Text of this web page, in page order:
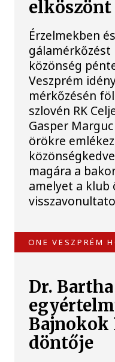
elköszönt
Érzelmekben
közönség
Veszprém
mérkőzésén
szlovén RK
Gasper
örökre
magára a
amelyet a klub
ONE VESZPRÉM
Dr. Bartha
Bajnokok
döntője